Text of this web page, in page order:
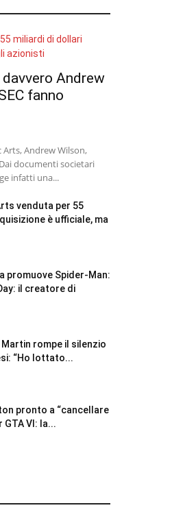
davvero Andrew
fanno
Arts, Andrew Wilson,
documenti societari
infatti una...
venduta per 55
è ufficiale, ma
promuove Spider-Man:
il creatore di
Martin rompe il silenzio
“Ho lottato...
pronto a “cancellare
GTA VI: la...